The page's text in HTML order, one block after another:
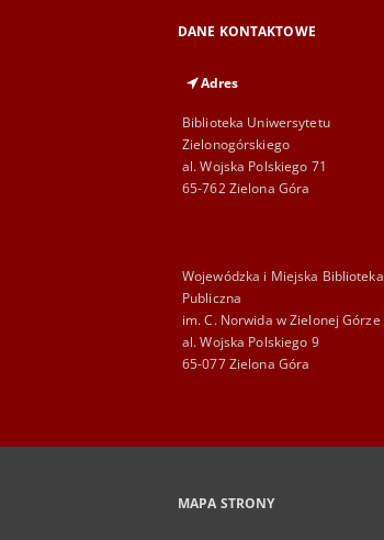
DANE KONTAKTOWE
Adres
Biblioteka Uniwersytetu
Zielonogórskiego
al. Wojska Polskiego 71
65-762 Zielona Góra
Wojewódzka i Miejska Biblioteka
Publiczna
im. C. Norwida w Zielonej Górze
al. Wojska Polskiego 9
65-077 Zielona Góra
MAPA STRONY